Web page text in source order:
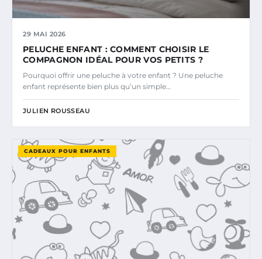
29 MAI 2026
PELUCHE ENFANT : COMMENT CHOISIR LE
COMPAGNON IDÉAL POUR VOS PETITS ?
Pourquoi offrir une peluche à votre enfant ? Une peluche
enfant représente bien plus qu’un simple…
JULIEN ROUSSEAU
CADEAUX POUR ENFANTS